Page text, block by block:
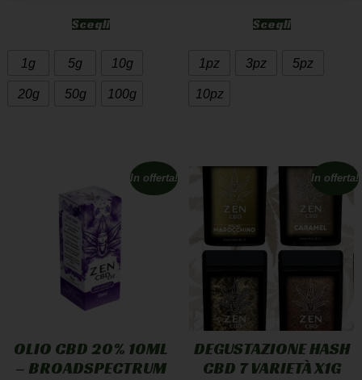
Scegli
1g 5g 10g
20g 50g 100g
Scegli
1pz 3pz 5pz
10pz
In offerta!
OLIO CBD 20% 10ML
– BROADSPECTRUM
In offerta!
DEGUSTAZIONE HASH
CBD 7 VARIETÀ X1G